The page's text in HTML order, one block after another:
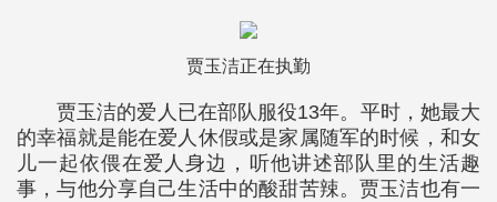
贾玉洁正在执勤
贾玉洁的爱人已在部队服役13年。平时，她最大
的幸福就是能在爱人休假或是家属随军的时候，和女
儿一起依偎在爱人身边，听他讲述部队里的生活趣
事，与他分享自己生活中的酸甜苦辣。贾玉洁也有一